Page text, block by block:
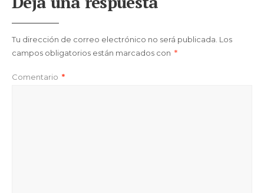
Tu dirección de correo electrónico no será publicada. Los
campos obligatorios están marcados con *
Comentario *